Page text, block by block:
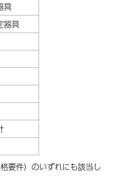
具
器具
要件）のいずれにも該当し